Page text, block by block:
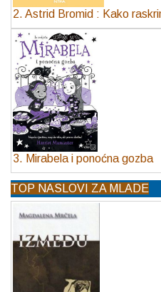
2. Astrid Bromid : Kako
3. Mirabela i ponoćna gozba
TOP NASLOVI ZA MLADE